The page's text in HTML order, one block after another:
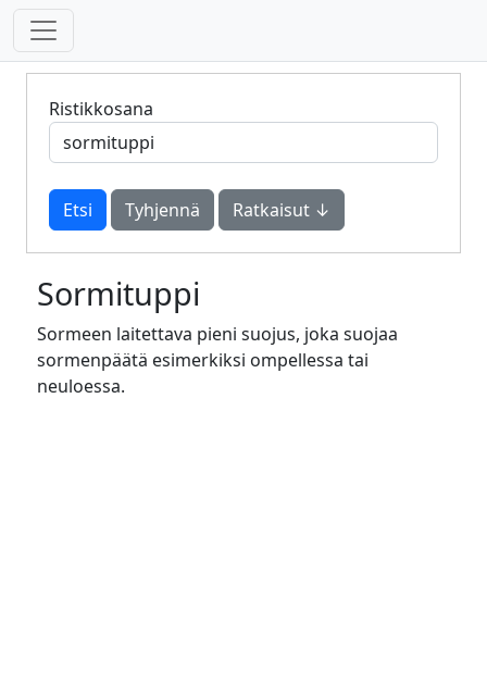
Ristikkosana
Tyhjennä Ratkaisut ↓
Sormituppi
Sormeen laitettava pieni suojus, joka suojaa
sormenpäätä esimerkiksi ompellessa tai
neuloessa.